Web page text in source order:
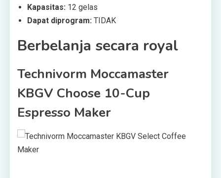
Kapasitas: 12 gelas
Dapat diprogram: TIDAK
Berbelanja secara royal
Technivorm Moccamaster
KBGV Choose 10-Cup
Espresso Maker